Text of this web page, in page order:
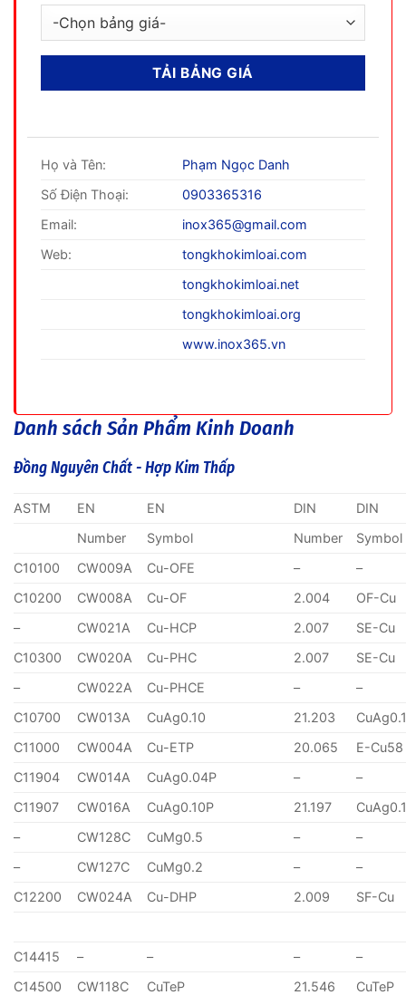
Họ và Tên:
Phạm Ngọc Danh
Số Điện Thoại:
0903365316
Email:
inox365@gmail.com
Web:
tongkhokimloai.com
tongkhokimloai.net
tongkhokimloai.org
www.inox365.vn
Danh sách Sản Phẩm Kinh Doanh
Đồng Nguyên Chất - Hợp Kim Thấp
ASTM EN EN DIN
DIN
Number
Symbol Number
Symbol
C10100
CW009A Cu-OFE –
–
C10200
CW008A Cu-OF 2.004
OF-Cu
–
CW021A Cu-HCP 2.007
SE-Cu
C10300
CW020A Cu-PHC 2.007
SE-Cu
–
CW022A Cu-PHCE –
–
C10700
CW013A CuAg0.10 21.203
C11000
CW004A Cu-ETP 20.065
E-Cu58
C11904
CW014A CuAg0.04P –
–
C11907
CW016A CuAg0.10P 21.197
–
CW128C CuMg0.5 –
–
–
CW127C CuMg0.2 –
–
C12200
CW024A Cu-DHP 2.009 SF-Cu
C14415 – – –
–
C14500
CW118C CuTeP 21.546
CuTeP